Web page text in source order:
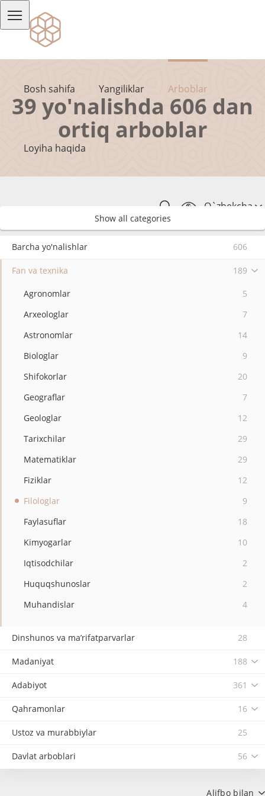
Bosh sahifa Yangiliklar Arboblar
Loyiha haqida
O`zbekcha
39 yo'nalishda 606 dan
ortiq arboblar
Show all categories
Barcha yo'nalishlar 606
Fan va texnika 189
Agronomlar
5
Arxeologlar
7
Astronomlar
14
Biologlar
9
Shifokorlar
20
Geograflar
7
Geologlar
12
Tarixchilar
29
Matematiklar
29
Fiziklar
12
Filologlar
9
Faylasuflar
18
Kimyogarlar
10
Iqtisodchilar
2
Huquqshunoslar
2
Muhandislar
4
Dinshunos va ma’rifatparvarlar 28
Madaniyat 188
Adabiyot 361
Qahramonlar 16
Ustoz va murabbiylar 25
Davlat arboblari 56
Alifbo bilan